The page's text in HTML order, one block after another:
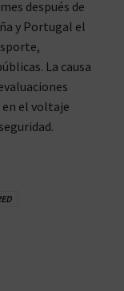
después de
y Portugal el
La causa
el voltaje